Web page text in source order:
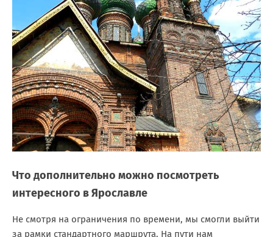
Что дополнительно можно посмотреть
интересного в Ярославле
Не смотря на ограничения по времени, мы смогли выйти
за рамки стандартного маршрута. На пути нам